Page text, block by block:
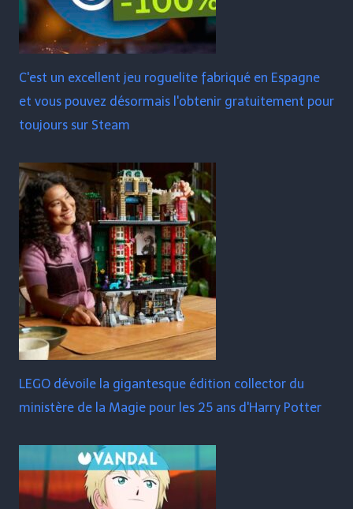
C'est un excellent jeu roguelite fabriqué en Espagne
et vous pouvez désormais l'obtenir gratuitement pour
toujours sur Steam
LEGO dévoile la gigantesque édition collector du
ministère de la Magie pour les 25 ans d'Harry Potter